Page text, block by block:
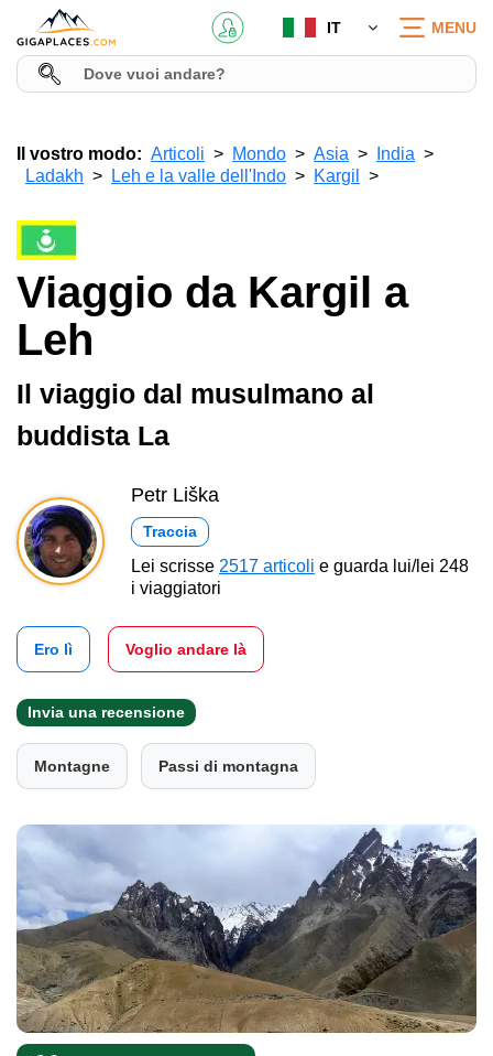
IT MENU
Il vostro modo: Articoli Mondo Asia
India
Ladakh
Leh e la valle dell'Indo Kargil
Viaggio da Kargil a
Leh
Il viaggio dal musulmano al
buddista La
Petr Liška
Traccia
Lei scrisse 2517 articoli e guarda lui/lei 248
i viaggiatori
Ero lì Voglio andare là
Invia una recensione
Montagne Passi di montagna